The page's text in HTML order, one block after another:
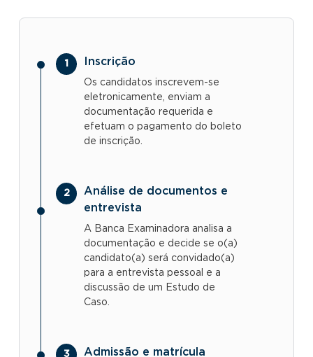
Inscrição
Os candidatos inscrevem-se
eletronicamente, enviam a
documentação requerida e
efetuam o pagamento do boleto
de inscrição.
Análise de documentos e
entrevista
A Banca Examinadora analisa a
documentação e decide se o(a)
candidato(a) será convidado(a)
para a entrevista pessoal e a
discussão de um Estudo de
Caso.
Admissão e matrícula